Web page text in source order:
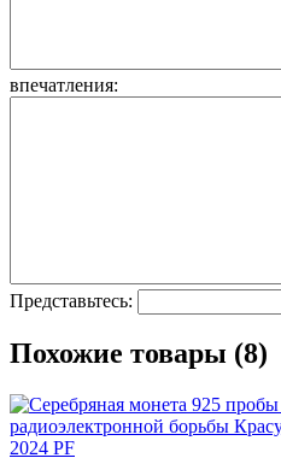
впечатления:
Представьтесь:
Похожие товары (8)